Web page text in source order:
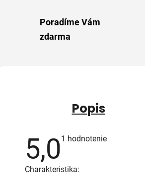
Poradíme Vám
zdarma
Popis
5,0Priemerné
5,0
1 hodnotenie
Charakteristika: